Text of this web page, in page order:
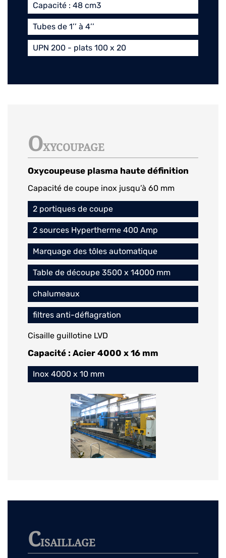
Capacité : 48 cm3
Tubes de 1’’ à 4’’
UPN 200 - plats 100 x 20
OXYCOUPAGE
Oxycoupeuse plasma haute définition
Capacité de coupe inox jusqu’à 60 mm
2 portiques de coupe
2 sources Hypertherme 400 Amp
Marquage des tôles automatique
Table de découpe 3500 x 14000 mm
chalumeaux
filtres anti-déflagration
Cisaille guillotine LVD
Capacité : Acier 4000 x 16 mm
Inox 4000 x 10 mm
CISAILLAGE